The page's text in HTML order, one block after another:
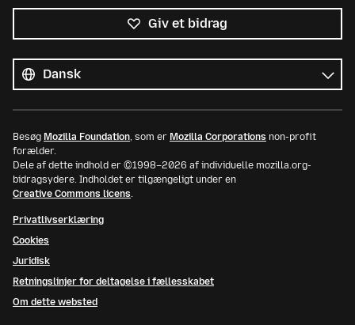
Giv et bidrag
sprog
Sprog
Besøg Mozilla Foundation, som er Mozilla Corporations non-profit
forælder.
Dele af dette indhold er ©1998–2026 af individuelle mozilla.org-
bidragsydere. Indholdet er tilgængeligt under en
Creative Commons licens.
Privatlivserklæring
Cookies
Juridisk
Retningslinjer for deltagelse i fællesskabet
Om dette websted